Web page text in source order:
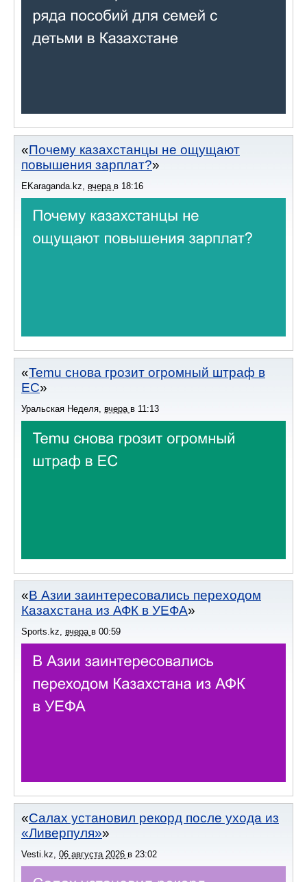
Почему казахстанцы не ощущают
повышения зарплат?
EKaraganda.kz, вчера в 18:16
Temu снова грозит огромный штраф в
ЕС
Уральская Неделя вчера в 11:13
В Азии заинтересовались переходом
Казахстана из АФК в УЕФА
Sports.kz вчера в 00:59
Салах установил рекорд после ухода из
«Ливерпуля»
Vesti.kz 06 августа 2026 в 23:02